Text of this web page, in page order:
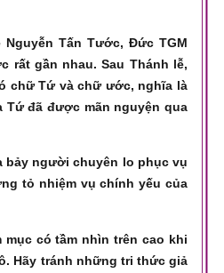
Tấn Tước, Đức TGM
rất gần nhau. Sau Thánh lễ,
chữ Tứ và chữ ước, nghĩa là
đã được mãn nguyện qua
bảy người chuyên lo phục vụ
tỏ nhiệm vụ chính yếu của
có tầm nhìn trên cao khi
Hãy tránh những tri thức giả